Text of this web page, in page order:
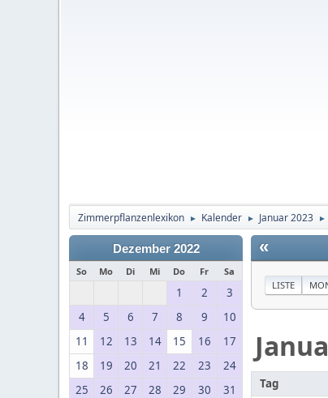
Zimmerpflanzenlexikon ► Kalender ► Januar 2023 ►
Dezember 2022
So Mo Di Mi Do Fr Sa
1 2
3
4
5 6 7 8 9
10
11
12 13 14 15 16
17
18
19 20 21 22 23
24
25
26 27 28 29 30 31
«
LISTE
Tag